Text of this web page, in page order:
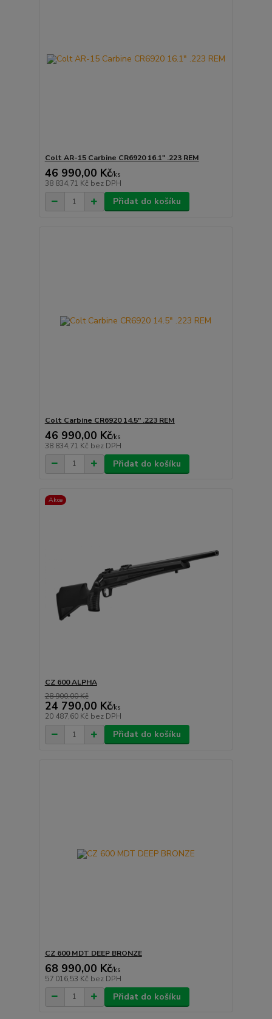
Colt AR-15 Carbine CR6920 16.1" .223 REM
46 990,00 Kč/ks
38 834,71 Kč bez DPH
Přidat do košíku
Colt Carbine CR6920 14.5" .223 REM
46 990,00 Kč/ks
38 834,71 Kč bez DPH
Přidat do košíku
Akce
CZ 600 ALPHA
28 900,00 Kč
24 790,00 Kč/ks
20 487,60 Kč bez DPH
Přidat do košíku
CZ 600 MDT DEEP BRONZE
68 990,00 Kč/ks
57 016,53 Kč bez DPH
Přidat do košíku